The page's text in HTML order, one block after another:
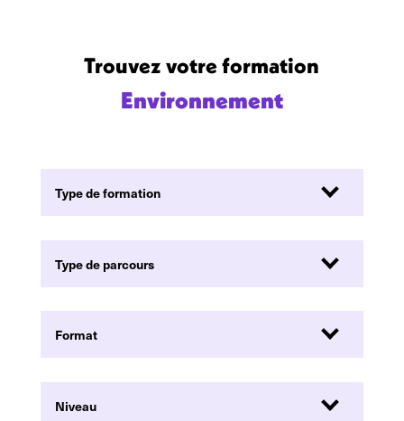
Trouvez votre formation
Environnement